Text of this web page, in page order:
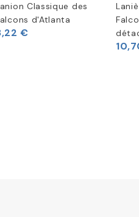
Classique des
d'Atlanta
€